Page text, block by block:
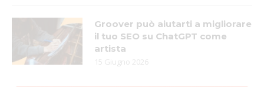
Groover può aiutarti a migliorare
il tuo SEO su ChatGPT come
artista
15 Giugno 2026